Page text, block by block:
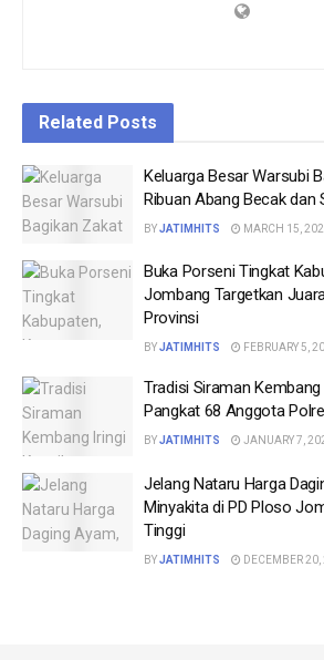
Related Posts
Keluarga Besar Warsubi
Ribuan Abang Becak dan
BYJATIMHITS MARCH 15,
Buka Porseni Tingkat
Jombang Targetkan
Provinsi
BYJATIMHITS FEBRUARY 5,
Tradisi Siraman
Pangkat 68 Anggota
BYJATIMHITS JANUARY 7,
Jelang Nataru Harga
Minyakita di PD Ploso
Tinggi
BYJATIMHITS DECEMBER